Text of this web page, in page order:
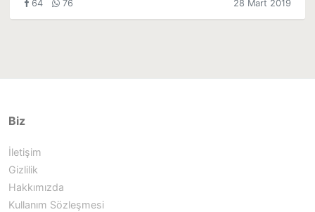
64 76 28 Mart 2019
Biz
İletişim
Gizlilik
Hakkımızda
Kullanım Sözleşmesi